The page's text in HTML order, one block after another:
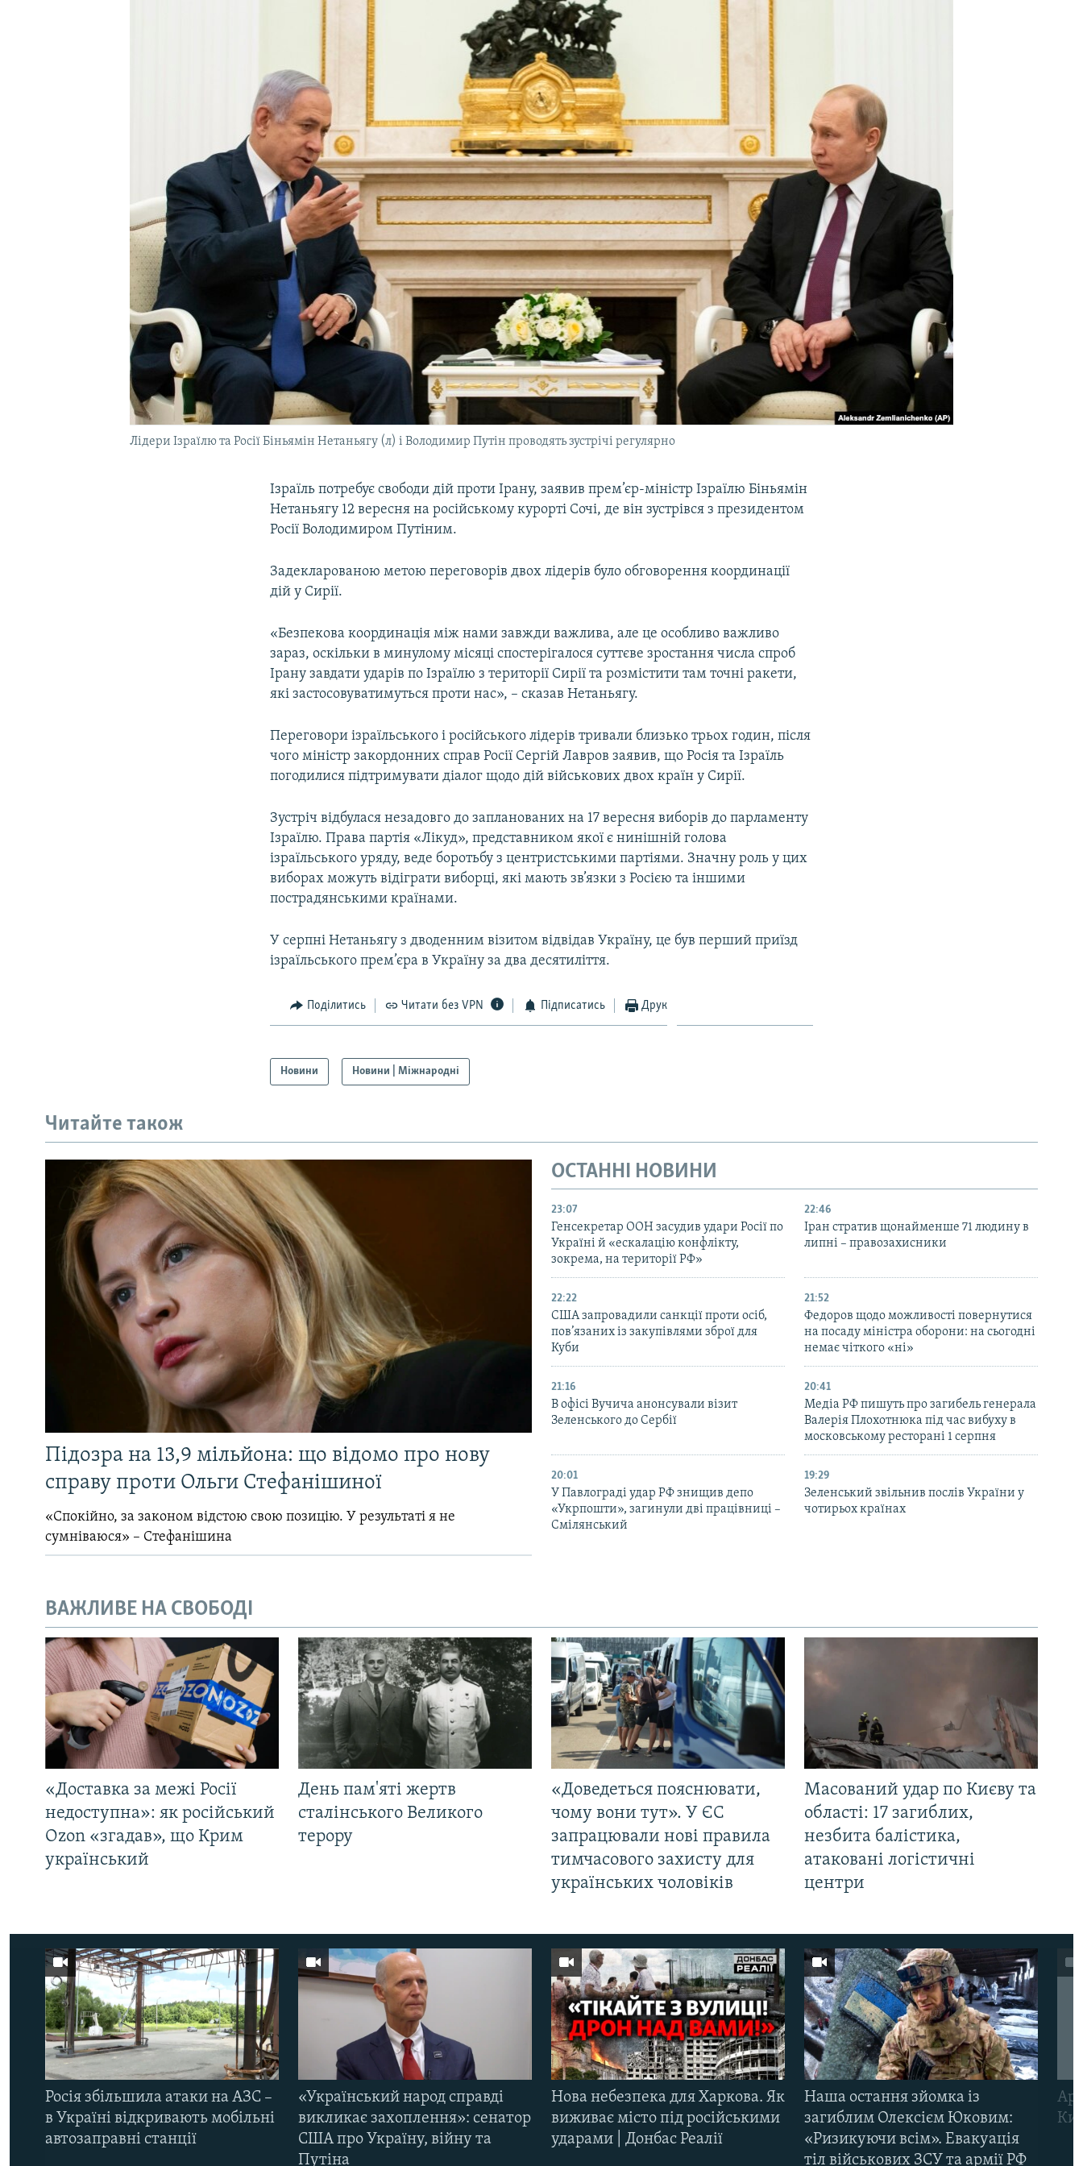
Лідери Ізраїлю та Росії Біньямін Нетаньягу (л) і Володимир Путін проводять зустрічі регулярно
Ізраїль потребує свободи дій проти Ірану, заявив прем’єр-міністр Ізраїлю Біньямін
Нетаньягу 12 вересня на російському курорті Сочі, де він зустрівся з президентом
Росії Володимиром Путіним.
Задекларованою метою переговорів двох лідерів було обговорення координації
дій у Сирії.
«Безпекова координація між нами завжди важлива, але це особливо важливо
зараз, оскільки в минулому місяці спостерігалося суттєве зростання числа спроб
Ірану завдати ударів по Ізраїлю з території Сирії та розмістити там точні ракети,
які застосовуватимуться проти нас», – сказав Нетаньягу.
Переговори ізраїльського і російського лідерів тривали близько трьох годин, після
чого міністр закордонних справ Росії Сергій Лавров заявив, що Росія та Ізраїль
погодилися підтримувати діалог щодо дій військових двох країн у Сирії.
Зустріч відбулася незадовго до запланованих на 17 вересня виборів до парламенту
Ізраїлю. Права партія «Лікуд», представником якої є нинішній голова
ізраїльського уряду, веде боротьбу з центристськими партіями. Значну роль у цих
виборах можуть відіграти виборці, які мають зв’язки з Росією та іншими
пострадянськими країнами.
У серпні Нетаньягу з дводенним візитом відвідав Україну, це був перший приїзд
ізраїльського прем’єра в Україну за два десятиліття.
Поділитись Читати без VPN Підписатись Друк
Новини Новини | Міжнародні
Читайте також
Підозра на 13,9 мільйона: що відомо про нову
справу проти Ольги Стефанішиної
«Спокійно, за законом відстою свою позицію. У результаті я не
сумніваюся» – Стефанішина
ОСТАННІ НОВИНИ
23:07
Генсекретар ООН засудив удари Росії по
Україні й «ескалацію конфлікту,
зокрема, на території РФ»
22:46
Іран стратив щонайменше 71 людину в
липні – правозахисники
22:22
США запровадили санкції проти осіб,
пов’язаних із закупівлями зброї для
Куби
21:52
Федоров щодо можливості повернутися
на посаду міністра оборони: на сьогодні
немає чіткого «ні»
21:16
В офісі Вучича анонсували візит
Зеленського до Сербії
20:41
Медіа РФ пишуть про загибель генерала
Валерія Плохотнюка під час вибуху в
московському ресторані 1 серпня
20:01
У Павлограді удар РФ знищив депо
«Укрпошти», загинули дві працівниці –
Смілянський
19:29
Зеленський звільнив послів України у
чотирьох країнах
ВАЖЛИВЕ НА СВОБОДІ
«Доставка за межі Росії
недоступна»: як російський
Ozon «згадав», що Крим
український
День пам'яті жертв
сталінського Великого
терору
«Доведеться пояснювати,
чому вони тут». У ЄС
запрацювали нові правила
тимчасового захисту для
українських чоловіків
Масований удар по Києву та
області: 17 загиблих,
незбита балістика,
атаковані логістичні
центри
Росія збільшила атаки на АЗС –
в Україні відкривають мобільні
автозаправні станції
«Український народ справді
викликає захоплення»: сенатор
США про Україну, війну та
Путіна
Нова небезпека для Харкова. Як
виживає місто під російськими
ударами | Донбас Реалії
Наша остання зйомка із
загиблим Олексієм Юковим:
«Ризикуючи всім». Евакуація
тіл військових ЗСУ та армії РФ